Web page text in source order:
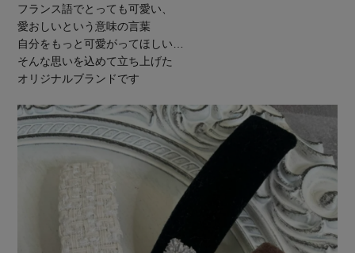
フランス語でとっても可愛い、
愛おしいという意味の言葉
自分をもっと可愛がってほしい…
そんな思いを込めて立ち上げた
オリジナルブランドです